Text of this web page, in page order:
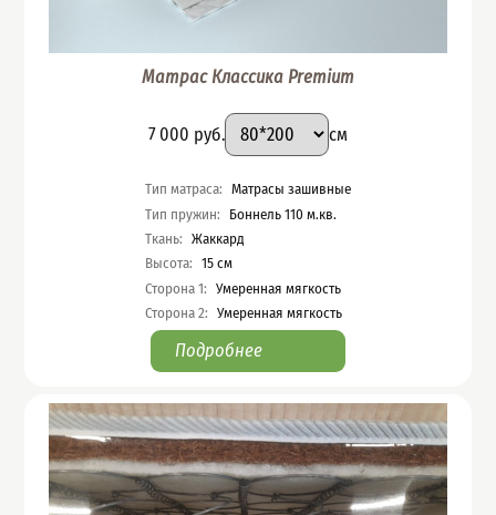
Матрас Классика Premium
Цена
7 000 руб.
Подобрать вариант
Размер:
см
Характеристики
Тип матраса: Матрасы зашивные
Тип пружин:
Боннель 110 м.кв.
Ткань: Жаккард
Высота: 15 см
Сторона 1: Умеренная мягкость
Сторона 2: Умеренная мягкость
Подробнее